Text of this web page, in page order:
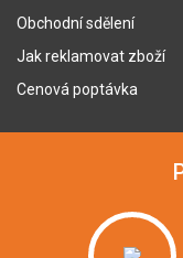
Obchodní sdělení
Jak reklamovat zboží
Cenová poptávka